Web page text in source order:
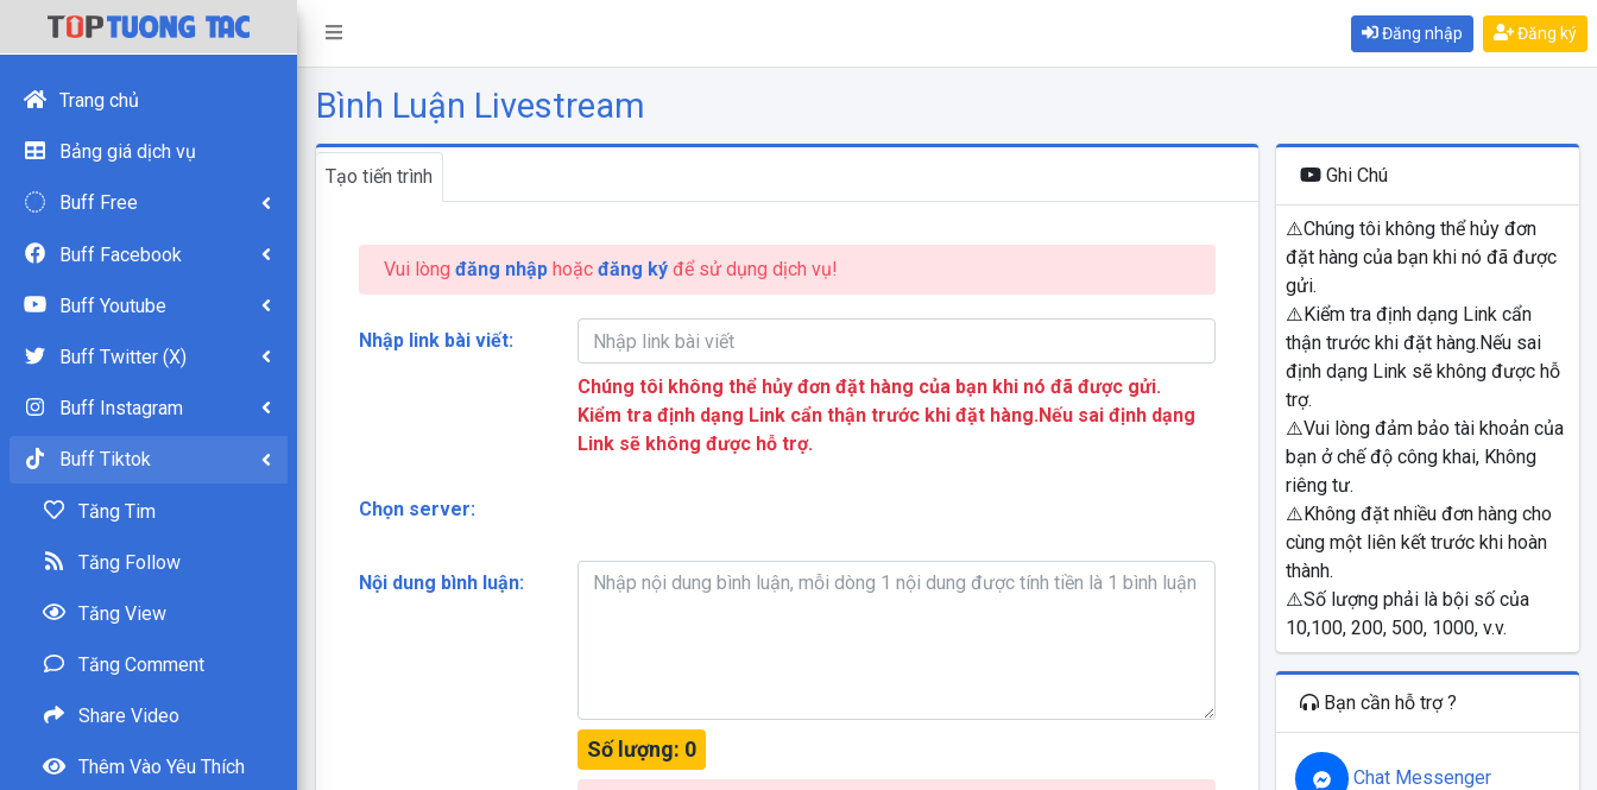
Đăng nhập Đăng ký
Trang chủ
Bảng giá dịch vụ
Buff Free
Buff Facebook
Buff Youtube
Buff Twitter (X)
Buff Instagram
Buff Tiktok
Tăng Tim
Tăng Follow
Tăng View
Tăng Comment
Share Video
Thêm Vào Yêu Thích
Bình Luận Livestream
Tạo tiến trình
Vui lòng đăng nhậphoặc đăng kýđể sử dụng dịch vụ!
Nhập link bài viết:
Chúng tôi không thể hủy đơn đặt hàng của bạn khi nó đã được gửi.
Kiểm tra định dạng Link cẩn thận trước khi đặt hàng.Nếu sai định dạng
Link sẽ không được hỗ trợ.
Chọn server:
Nội dung bình luận:
Số lượng: 0
Ghi Chú
⚠️Chúng tôi không thể hủy đơn
đặt hàng của bạn khi nó đã được
gửi.
⚠️Kiểm tra định dạng Link cẩn
thận trước khi đặt hàng.Nếu sai
định dạng Link sẽ không được hỗ
trợ.
⚠️Vui lòng đảm bảo tài khoản của
bạn ở chế độ công khai, Không
riêng tư.
⚠️Không đặt nhiều đơn hàng cho
cùng một liên kết trước khi hoàn
thành.
⚠️Số lượng phải là bội số của
10,100, 200, 500, 1000, v.v.
Bạn cần hỗ trợ ?
Chat Messenger